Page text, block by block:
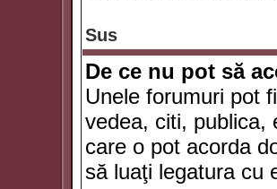
Sus
De ce nu pot să
Unele forumuri pot
vedea, citi, publica,
care o pot acorda
să luaţi legatura cu